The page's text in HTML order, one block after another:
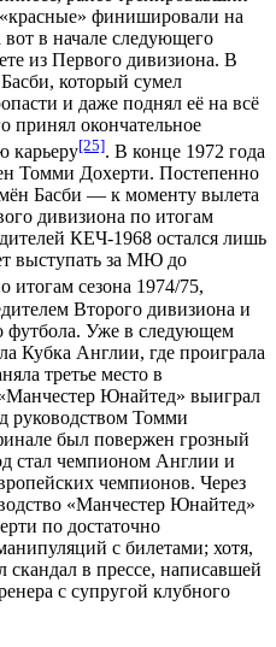
финишировали на
в начале следующего
из Первого дивизиона. В
который сумел
и даже поднял её на всё
принял окончательное
карьеру[25]. В конце 1972 года
Томми Дохерти. Постепенно
Басби — к моменту вылета
дивизиона по итогам
КЕЧ-1968 остался лишь
выступать за МЮ до
итогам сезона 1974/75,
Второго дивизиона и
футбола. Уже в следующем
Кубка Англии, где проиграла
третье место в
Юнайтед» выиграл
руководством Томми
был повержен грозный
стал чемпионом Англии и
чемпионов. Через
«Манчестер Юнайтед»
по достаточно
с билетами; хотя,
скандал в прессе, написавшей
с супругой клубного